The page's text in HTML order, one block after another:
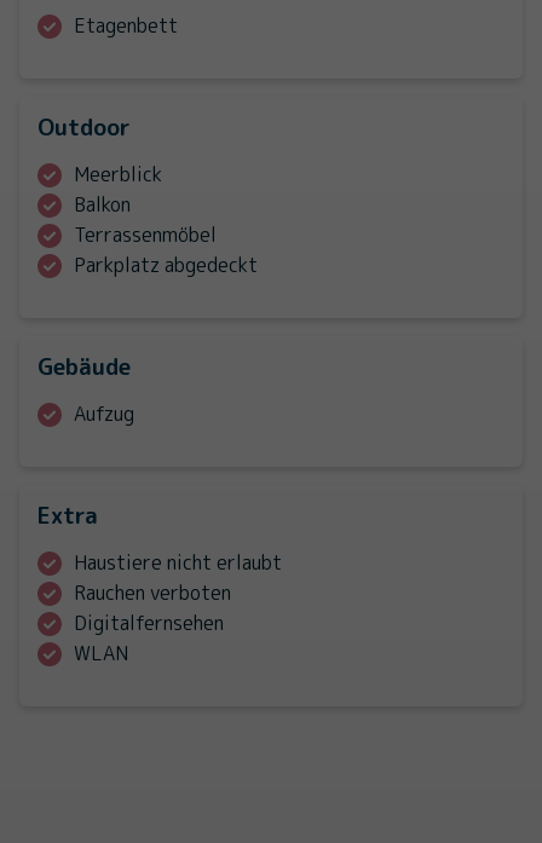
Etagenbett
Outdoor
Meerblick
Balkon
Terrassenmöbel
Parkplatz abgedeckt
Gebäude
Aufzug
Extra
Haustiere nicht erlaubt
Rauchen verboten
Digitalfernsehen
WLAN